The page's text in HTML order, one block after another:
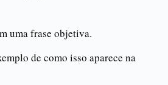
uma frase objetiva.
de como isso aparece na